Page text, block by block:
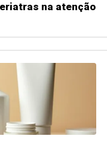
na atenção